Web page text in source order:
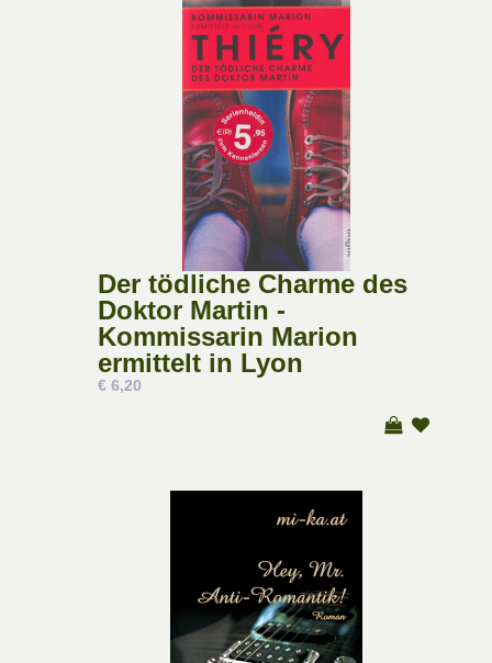
Der tödliche Charme des
Doktor Martin -
Kommissarin Marion
ermittelt in Lyon
€ 6,20